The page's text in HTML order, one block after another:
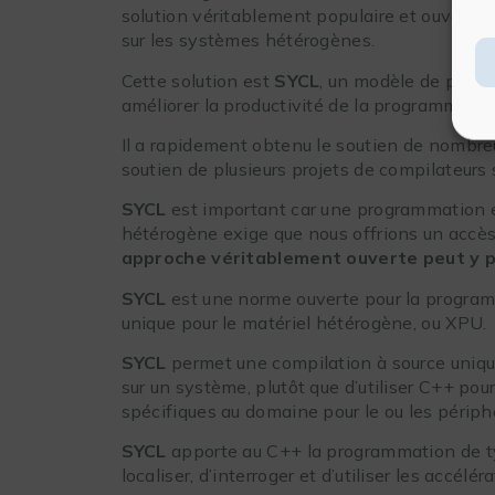
solution véritablement populaire et ouverte
sur les systèmes hétérogènes.
Cette solution est SYCL , un modèle de
améliorer la productivité de la
Il a rapidement obtenu le soutien de
soutien de plusieurs projets de compilateurs
SYCL est important car une programmation
hétérogène exige que nous offrions un
approche véritablement ouverte peut y
SYCL est une norme ouverte pour la
unique pour le matériel hétérogène, ou XPU.
SYCL permet une compilation à source
sur un système, plutôt que d’utiliser C++
spécifiques au domaine pour le ou les
SYCL apporte au C++ la programmation de
localiser, d’interroger et d’utiliser les